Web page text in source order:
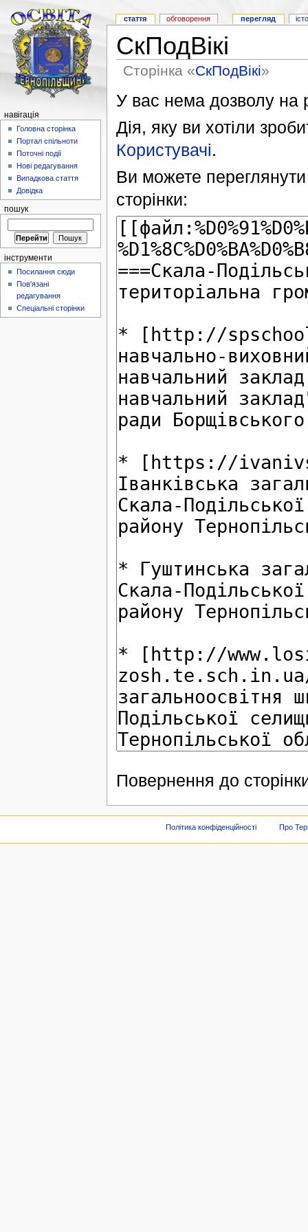
СкПодВікі
Сторінка «СкПодВікі»
У вас нема дозволу на
Дія, яку ви хотіли
Користувачі.
Ви можете переглянути
сторінки:
Повернення до
стаття обговорення перегляд
навігація
Головна сторінка
Портал спільноти
Поточні події
Нові редагування
Випадкова стаття
Довідка
пошук
інструменти
Посилання сюди
Пов'язані
редагування
Спеціальні сторінки
Політика конфіденційності Про